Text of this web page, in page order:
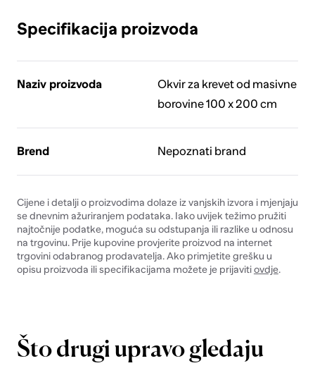
Specifikacija proizvoda
Naziv proizvoda
Okvir za krevet od masivne
borovine 100 x 200 cm
Brend Nepoznati brand
Cijene i detalji o proizvodima dolaze iz vanjskih izvora i mjenjaju
se dnevnim ažuriranjem podataka. Iako uvijek težimo pružiti
najtočnije podatke, moguća su odstupanja ili razlike u odnosu
na trgovinu. Prije kupovine provjerite proizvod na internet
trgovini odabranog prodavatelja. Ako primjetite grešku u
opisu proizvoda ili specifikacijama možete je prijavitiovdje.
Što drugi upravo gledaju